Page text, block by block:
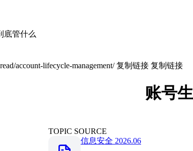
底管什么
account-lifecycle-management/ 复制链接 复制链接
账号
TOPIC SOURCE
信息安全 2026.06